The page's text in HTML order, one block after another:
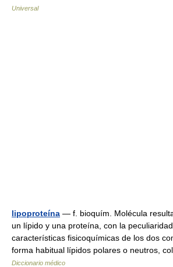
Universal
lipoproteína — f. bioquím. Molécula
un lípido y una proteína, con la
características fisicoquímicas de los dos
forma habitual lípidos polares o neutros,
Diccionario médico